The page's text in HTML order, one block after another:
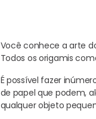
Você conhece a arte
Todos os origamis
É possível fazer
de papel que podem,
qualquer objeto